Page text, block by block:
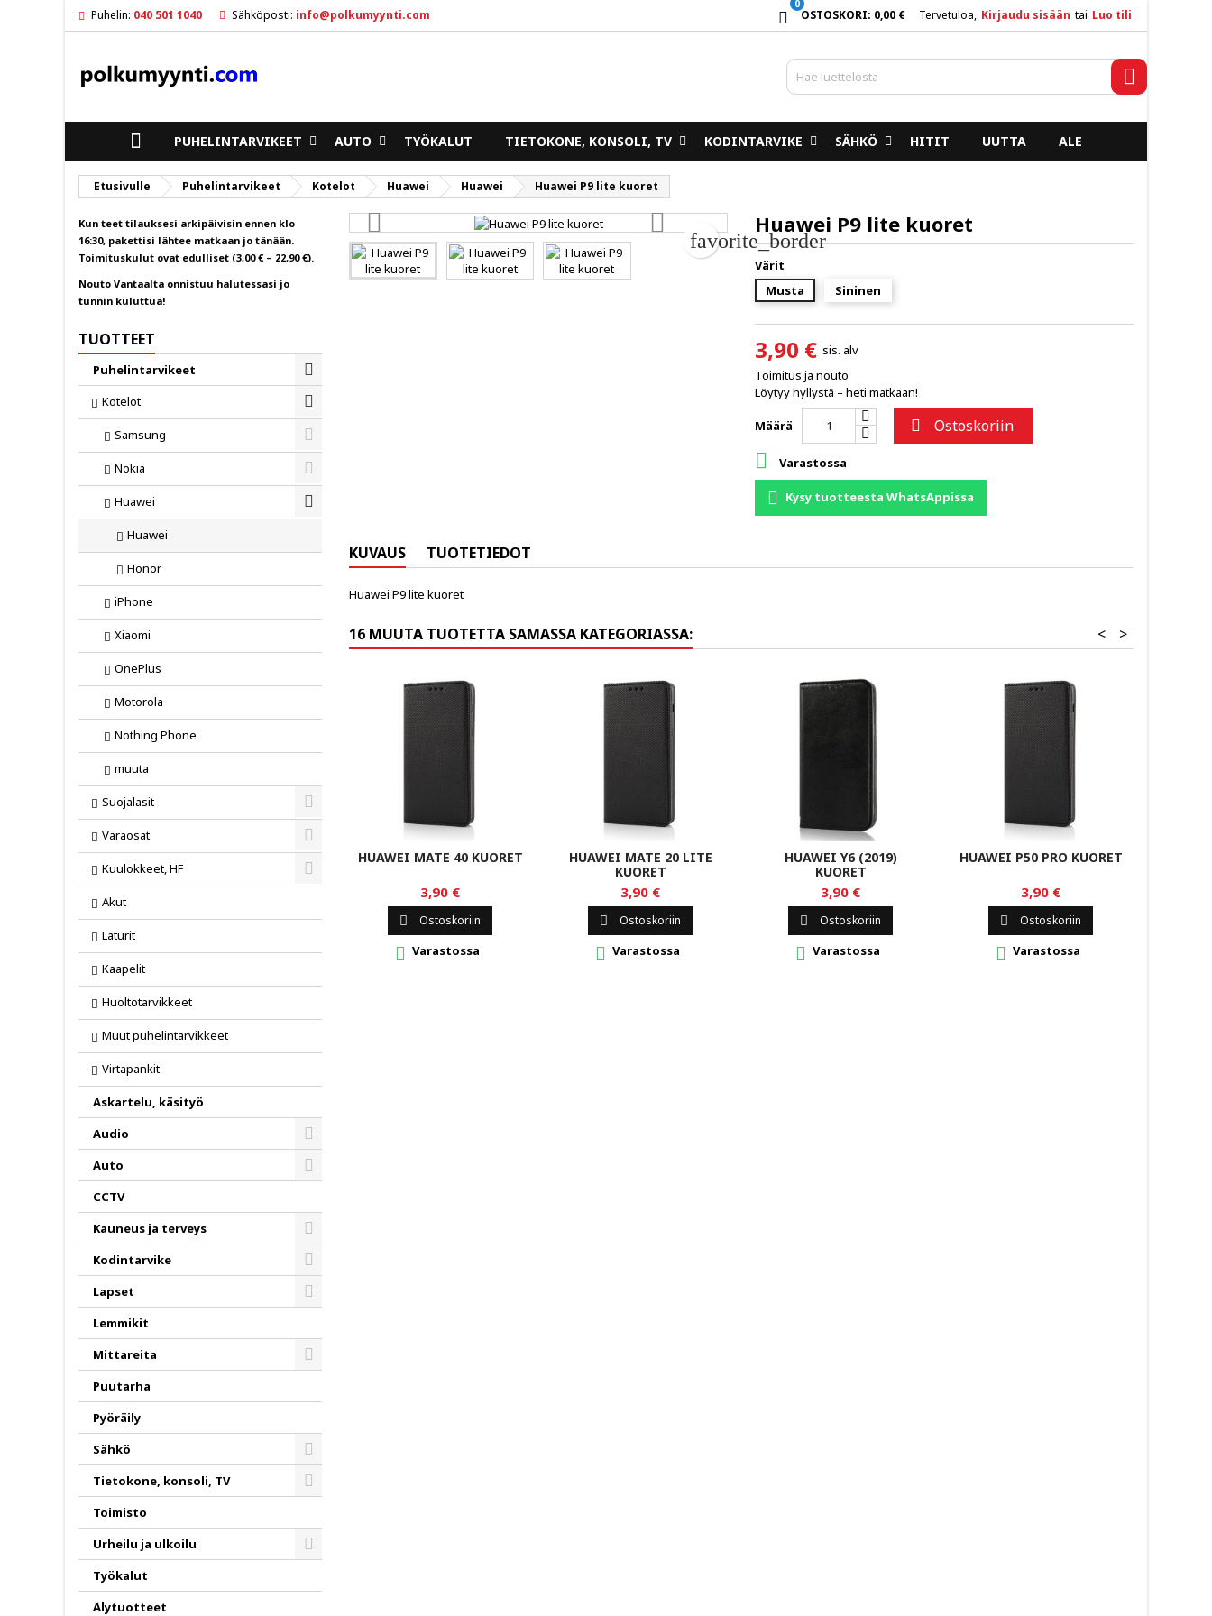
Puhelin: 040 501 1040 Sähköposti: info@polkumyynti.com Tervetuloa, Kirjaudu sisään tai Luo tili
OSTOSKORI
0
0,00 €
ETUSIVULLE
PUHELINTARVIKEET AUTO TYÖKALUT TIETOKONE, KONSOLI, TV KODINTARVIKE SÄHKÖ HITIT UUTTA ALE
Etusivulle Puhelintarvikeet Kotelot Huawei Huawei Huawei P9 lite kuoret
Kun teet tilauksesi arkipäivisin ennen klo
16:30, pakettisi lähtee matkaan jo tänään.
Toimituskulut ovat edulliset (3,00 € – 22,90 €).
Nouto Vantaalta onnistuu halutessasi jo
tunnin kuluttua!
TUOTTEET
Puhelintarvikeet
Toggle
Kotelot
Toggle
Samsung
Toggle
Nokia
Toggle
Huawei
Toggle
Huawei
Honor
iPhone
Xiaomi
OnePlus
Motorola
Nothing Phone
muuta
Suojalasit
Toggle
Varaosat
Toggle
Kuulokkeet, HF
Toggle
Akut
Laturit
Kaapelit
Huoltotarvikkeet
Muut puhelintarvikkeet
Virtapankit
Askartelu, käsityö
Audio
Toggle
Auto
CCTV
Kauneus ja terveys
Toggle
Kodintarvike
Toggle
Lapset
Lemmikit
Mittareita
Puutarha
Pyöräily
Sähkö
Toggle
Tietokone, konsoli, TV
Toimisto
Urheilu ja ulkoilu
Työkalut
Älytuotteet
Huawei P9 lite kuoret
Värit
Musta
Sininen
3,90 € sis. alv
Toimitus ja nouto
Löytyy hyllystä – heti matkaan!
Määrä  Ostoskoriin
favorite_border
 Varastossa
Kysy tuotteesta WhatsAppissa
KUVAUS TUOTETIEDOT
Huawei P9 lite kuoret
16 MUUTA TUOTETTA SAMASSA KATEGORIASSA: >
<
HUAWEI MATE 40 KUORET
3,90 €
 Ostoskoriin
 Varastossa
HUAWEI MATE 20 LITE
KUORET
3,90 €
 Ostoskoriin
 Varastossa
HUAWEI Y6 (2019)
KUORET
3,90 €
 Ostoskoriin
 Varastossa
HUAWEI P50 PRO KUORET
3,90 €
 Ostoskoriin
 Varastossa
×
×
Peruuta
×